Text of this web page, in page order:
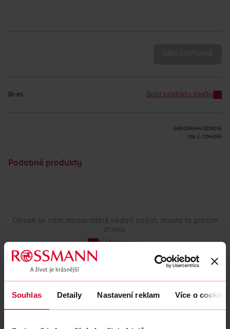
Souhlas Detaily Nastavení reklam Více o cookies
Bi-es Další produkty značky
EAN 05904413319016
Obj. č.: 1294095
Podobné produkty
Obsah se nám momentálně nedaří načíst, zkuste to prosím
znovu.
Načíst znovu